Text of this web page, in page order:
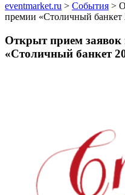
eventmarket.ru > События >
премии «Столичный банкет
Открыт прием заявок
«Столичный банкет